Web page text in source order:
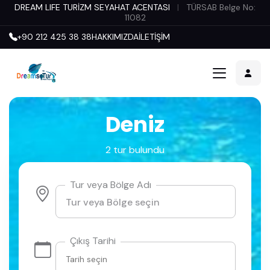
DREAM LIFE TURİZM SEYAHAT ACENTASI |
TÜRSAB Belge No:
11082
+90 212 425 38 38HAKKIMIZDAİLETİŞİM
Deniz
2 tur bulundu
Tur veya Bölge Adı
Çıkış Tarihi